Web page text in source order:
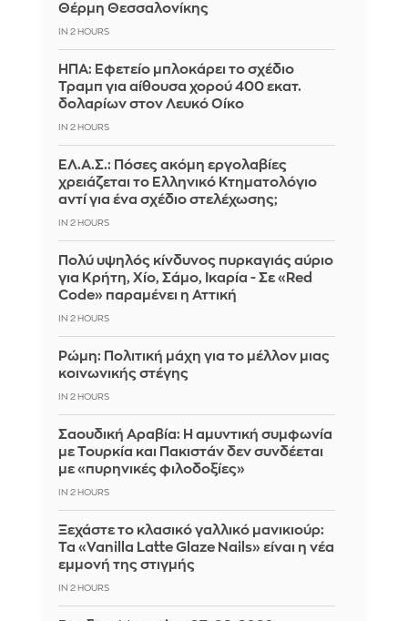
Θέρμη Θεσσαλονίκης
IN 2 HOURS
ΗΠΑ: Εφετείο μπλοκάρει το σχέδιο
Τραμπ για αίθουσα χορού 400 εκατ.
δολαρίων στον Λευκό Οίκο
IN 2 HOURS
ΕΛ.Α.Σ.: Πόσες ακόμη εργολαβίες
χρειάζεται το Ελληνικό Κτηματολόγιο
αντί για ένα σχέδιο στελέχωσης;
IN 2 HOURS
Πολύ υψηλός κίνδυνος πυρκαγιάς αύριο
για Κρήτη, Χίο, Σάμο, Ικαρία - Σε «Red
Code» παραμένει η Αττική
IN 2 HOURS
Ρώμη: Πολιτική μάχη για το μέλλον μιας
κοινωνικής στέγης
IN 2 HOURS
Σαουδική Αραβία: Η αμυντική συμφωνία
με Τουρκία και Πακιστάν δεν συνδέεται
με «πυρηνικές φιλοδοξίες»
IN 2 HOURS
Ξεχάστε το κλασικό γαλλικό μανικιούρ:
Τα «Vanilla Latte Glaze Nails» είναι η νέα
εμμονή της στιγμής
IN 2 HOURS